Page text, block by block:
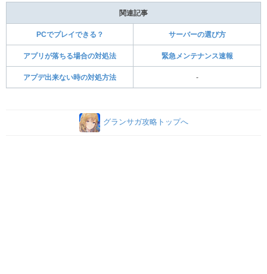
関連記事
PCでプレイできる？ サーバーの選び方
アプリが落ちる場合の対処法 緊急メンテナンス速報
アプデ出来ない時の対処方法 -
グランサガ攻略トップへ